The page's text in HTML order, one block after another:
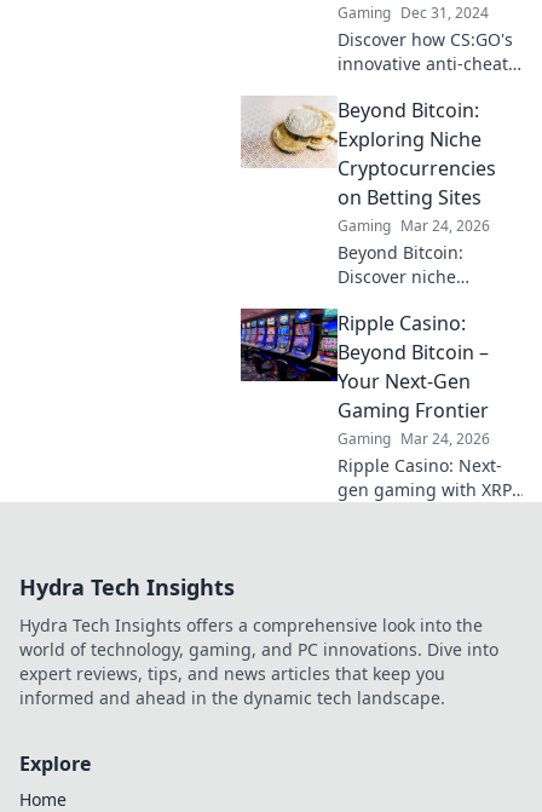
Gaming Dec 31, 2024
Discover how CS:GO's
innovative anti-cheat
outsmarting hackers
in the ultimate battle
for fair play.
Beyond Bitcoin:
Exploring Niche
Cryptocurrencies
on Betting Sites
Gaming Mar 24, 2026
Beyond Bitcoin:
Discover niche
crypto betting.
Uncover hidden gems
& diversify your
stakes. Click to
explore!
Ripple Casino:
Beyond Bitcoin –
Your Next-Gen
Gaming Frontier
Gaming Mar 24, 2026
Ripple Casino: Next-
gen gaming with XRP.
Hydra Tech Insights
Hydra Tech Insights offers a comprehensive look into the
world of technology, gaming, and PC innovations. Dive into
expert reviews, tips, and news articles that keep you
informed and ahead in the dynamic tech landscape.
Explore
Home